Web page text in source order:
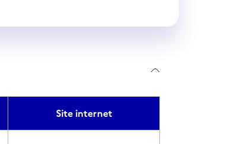
Site internet